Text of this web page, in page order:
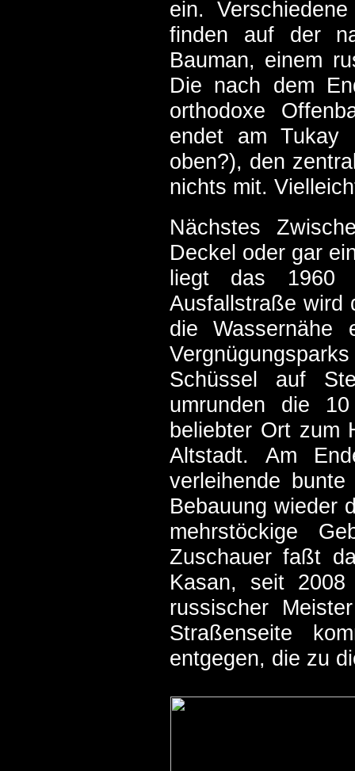
ein.
finden auf der
Bauman, einem
Die nach dem
orthodoxe
endet am Tukay
oben?), den
nichts mit.
Nächstes
Deckel oder gar
liegt das 1960
Ausfallstraße wird
die Wassernähe
Schüssel auf
umrunden die
beliebter Ort zum
Altstadt. Am
verleihende
Bebauung wieder
mehrstöckige
Zuschauer faßt
Kasan, seit 2008
russischer
Straßenseite
entgegen, die zu